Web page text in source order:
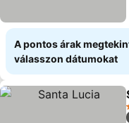
A pontos árak
válasszon dátumokat